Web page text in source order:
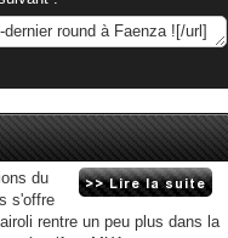
du
s'offre
rentre un peu plus dans la